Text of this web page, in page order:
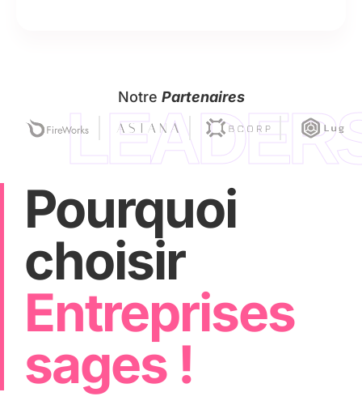
Notre Partenaires
Pourquoi
choisir
Entreprises
sages !